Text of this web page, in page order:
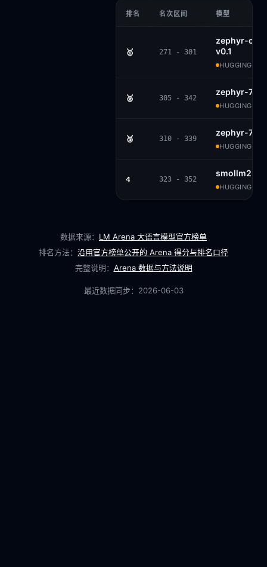
排名 名次区间 模型
🥇 271 - 301
zephyr-
v0.1
🥈 305 - 342
zephyr-7b-
🥉 310 - 339
zephyr-7b-
4 323 - 352
smollm2-
数据来源： LM Arena 大语言模型官方榜单
排名方法： 沿用官方榜单公开的 Arena 得分与排名口径
完整说明： Arena 数据与方法说明
最近数据同步： 2026-06-03